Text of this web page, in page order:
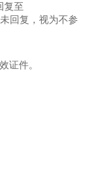
复至
回复，视为不参
证件。